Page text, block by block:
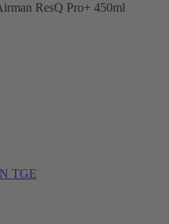
ResQ Pro+ 450ml
TGE